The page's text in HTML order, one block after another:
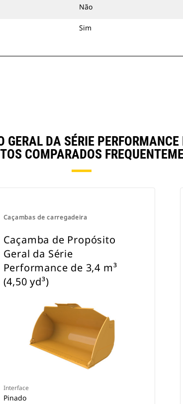
Não
Sim
DA SÉRIE
COMPARADOS
Caçambas de carregadeira
Caçamba de Propósito
Geral da Série
Performance de 3,4 m³
(4,50 yd³)
Interface
Pinado